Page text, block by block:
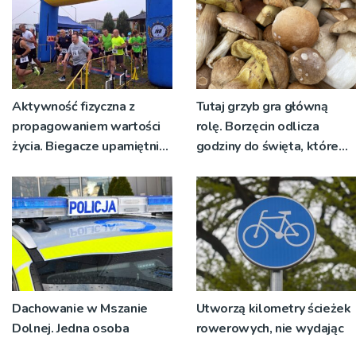
Aktywność fizyczna z
propagowaniem wartości
życia. Biegacze upamiętnili
Tutaj grzyb gra główną
rolę. Borzęcin odlicza
godziny do święta, które
pokoleń
Dachowanie w Mszanie
Dolnej. Jedna osoba
Utworzą kilometry ścieżek
rowerowych, nie wydając